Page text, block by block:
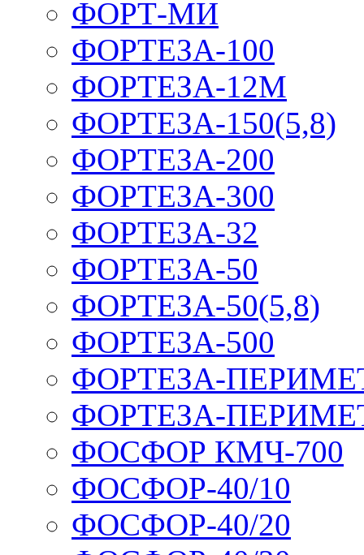
ФОРТ-МИ
ФОРТЕЗА-100
ФОРТЕЗА-12М
ФОРТЕЗА-150(5,8)
ФОРТЕЗА-200
ФОРТЕЗА-300
ФОРТЕЗА-32
ФОРТЕЗА-50
ФОРТЕЗА-50(5,8)
ФОРТЕЗА-500
ФОРТЕЗА-
ФОРТЕЗА-
ФОСФОР КМЧ-700
ФОСФОР-40/10
ФОСФОР-40/20